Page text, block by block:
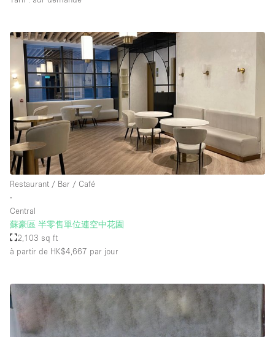
Restaurant / Bar / Café
∙
Central
蘇豪區 半零售單位連空中花園
2,103 sq ft
à partir de HK$4,667 par jour